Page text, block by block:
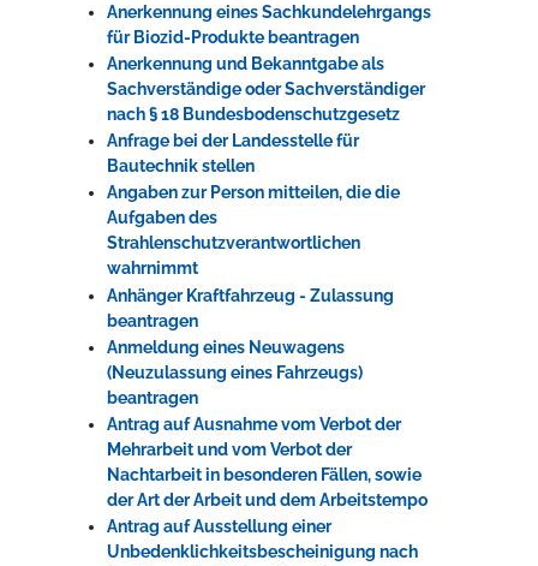
Anerkennung eines Sachkundelehrgangs
für Biozid-Produkte beantragen
Anerkennung und Bekanntgabe als
Sachverständige oder Sachverständiger
nach § 18 Bundesbodenschutzgesetz
Anfrage bei der Landesstelle für
Bautechnik stellen
Angaben zur Person mitteilen, die die
Aufgaben des
Strahlenschutzverantwortlichen
wahrnimmt
Anhänger Kraftfahrzeug - Zulassung
beantragen
Anmeldung eines Neuwagens
(Neuzulassung eines Fahrzeugs)
beantragen
Antrag auf Ausnahme vom Verbot der
Mehrarbeit und vom Verbot der
Nachtarbeit in besonderen Fällen, sowie
der Art der Arbeit und dem Arbeitstempo
Antrag auf Ausstellung einer
Unbedenklichkeitsbescheinigung nach